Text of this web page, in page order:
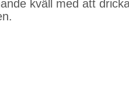
kväll med att